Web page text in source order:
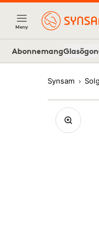
Meny
AbonnemangGlasögon
Synsam